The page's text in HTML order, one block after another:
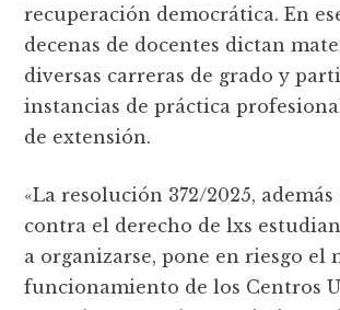
recuperación democrática. En
decenas de docentes dictan
diversas carreras de grado y
instancias de práctica
de extensión.
«La resolución 372/2025,
contra el derecho de lxs
a organizarse, pone en riesgo el
funcionamiento de los Centros